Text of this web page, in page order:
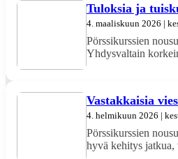
Tuloksia ja
4. maaliskuun 2026 |
Pörssikurssien
Yhdysvaltain
Vastakkaisia
4. helmikuun 2026 |
Pörssikurssien
hyvä kehitys